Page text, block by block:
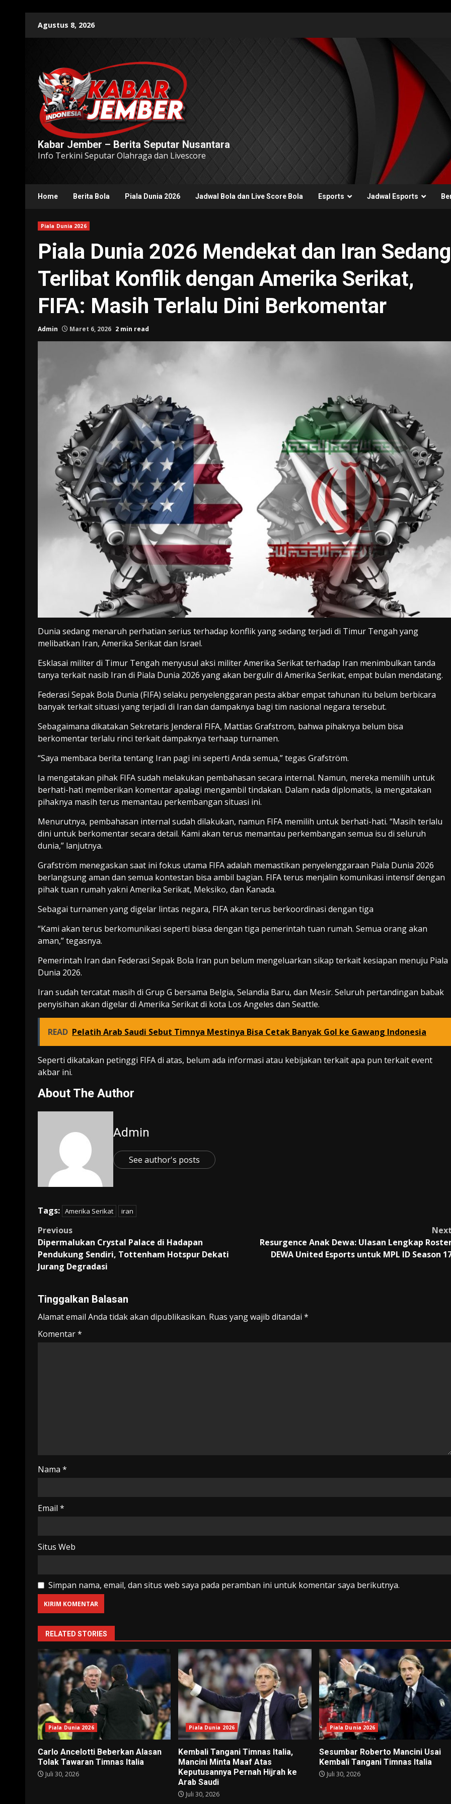
Agustus 8, 2026
Kabar Jember – Berita Seputar Nusantara
Info Terkini Seputar Olahraga dan Livescore
Home Berita Bola Piala Dunia 2026 Jadwal Bola dan Live Score Bola Esports Jadwal Esports
Piala Dunia 2026
Piala Dunia 2026 Mendekat dan Iran Sedang
Terlibat Konflik dengan Amerika Serikat,
FIFA: Masih Terlalu Dini Berkomentar
Admin Maret 6, 2026 2 min read
Dunia sedang menaruh perhatian serius terhadap konflik yang sedang terjadi di Timur Tengah yang
melibatkan Iran, Amerika Serikat dan Israel.
Esklasai militer di Timur Tengah menyusul aksi militer Amerika Serikat terhadap Iran menimbulkan tanda
tanya terkait nasib Iran di Piala Dunia 2026 yang akan bergulir di Amerika Serikat, empat bulan mendatang.
Federasi Sepak Bola Dunia (FIFA) selaku penyelenggaran pesta akbar empat tahunan itu belum berbicara
banyak terkait situasi yang terjadi di Iran dan dampaknya bagi tim nasional negara tersebut.
Sebagaimana dikatakan Sekretaris Jenderal FIFA, Mattias Grafstrom, bahwa pihaknya belum bisa
berkomentar terlalu rinci terkait dampaknya terhaap turnamen.
“Saya membaca berita tentang Iran pagi ini seperti Anda semua,” tegas Grafström.
Ia mengatakan pihak FIFA sudah melakukan pembahasan secara internal. Namun, mereka memilih untuk
berhati-hati memberikan komentar apalagi mengambil tindakan. Dalam nada diplomatis, ia mengatakan
pihaknya masih terus memantau perkembangan situasi ini.
Menurutnya, pembahasan internal sudah dilakukan, namun FIFA memilih untuk berhati-hati. “Masih terlalu
dini untuk berkomentar secara detail. Kami akan terus memantau perkembangan semua isu di seluruh
dunia,” lanjutnya.
Grafström menegaskan saat ini fokus utama FIFA adalah memastikan penyelenggaraan Piala Dunia 2026
berlangsung aman dan semua kontestan bisa ambil bagian. FIFA terus menjalin komunikasi intensif dengan
pihak tuan rumah yakni Amerika Serikat, Meksiko, dan Kanada.
Sebagai turnamen yang digelar lintas negara, FIFA akan terus berkoordinasi dengan tiga
“Kami akan terus berkomunikasi seperti biasa dengan tiga pemerintah tuan rumah. Semua orang akan
aman,” tegasnya.
Pemerintah Iran dan Federasi Sepak Bola Iran pun belum mengeluarkan sikap terkait kesiapan menuju Piala
Dunia 2026.
Iran sudah tercatat masih di Grup G bersama Belgia, Selandia Baru, dan Mesir. Seluruh pertandingan babak
penyisihan akan digelar di Amerika Serikat di kota Los Angeles dan Seattle.
READ Pelatih Arab Saudi Sebut Timnya Mestinya Bisa Cetak Banyak Gol ke Gawang Indonesia
Seperti dikatakan petinggi FIFA di atas, belum ada informasi atau kebijakan terkait apa pun terkait event
akbar ini.
About The Author
Admin
See author's posts
Tags: Amerika Serikat iran
Post
navigation
Previous
Dipermalukan Crystal Palace di Hadapan
Pendukung Sendiri, Tottenham Hotspur Dekati
Jurang Degradasi
Next
Resurgence Anak Dewa: Ulasan Lengkap
DEWA United Esports untuk MPL ID Season
Tinggalkan Balasan
Alamat email Anda tidak akan dipublikasikan. Ruas yang wajib ditandai *
Komentar*
Nama *
Email *
Situs Web
Simpan nama, email, dan situs web saya pada peramban ini untuk komentar saya berikutnya.
RELATED STORIES
Piala Dunia 2026
Carlo Ancelotti Beberkan Alasan
Tolak Tawaran Timnas Italia
Juli 30, 2026
Piala Dunia 2026
Kembali Tangani Timnas Italia,
Mancini Minta Maaf Atas
Keputusannya Pernah Hijrah ke
Arab Saudi
Juli 30, 2026
Piala Dunia 2026
Sesumbar Roberto Mancini Usai
Kembali Tangani Timnas Italia
Juli 30, 2026